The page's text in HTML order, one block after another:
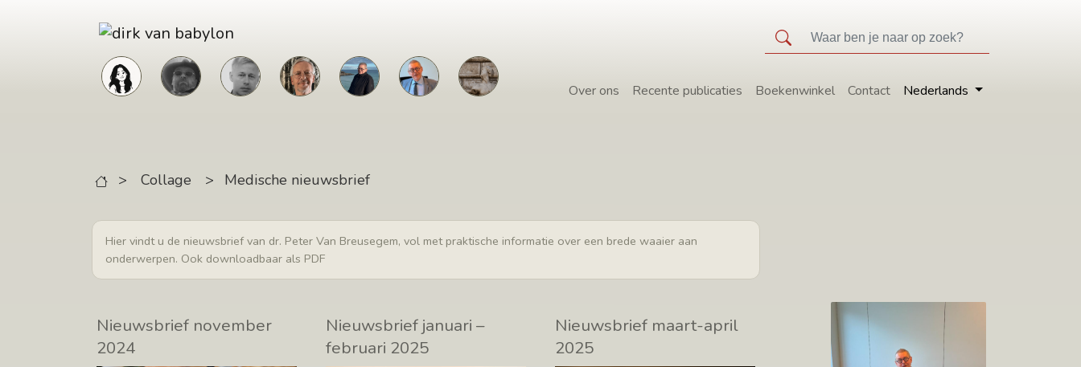
Over ons Recente publicaties Boekenwinkel Contact Nederlands
> Collage > Medische nieuwsbrief
Hier vindt u de nieuwsbrief van dr. Peter Van Breusegem, vol met praktische informatie over een brede waaier aan
onderwerpen. Ook downloadbaar als PDF
Nieuwsbrief november
2024
Nieuwsbrief januari –
februari 2025
Nieuwsbrief maart-april
2025